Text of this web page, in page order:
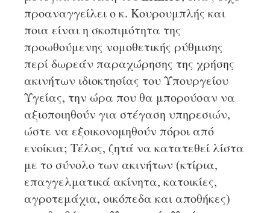
προαναγγείλει ο κ. Κουρουμπλής και
ποια είναι η σκοπιμότητα της
προωθούμενης νομοθετικής ρύθμισης
περί δωρεάν παραχώρησης της χρήσης
ακινήτων ιδιοκτησίας του Υπουργείου
Υγείας, την ώρα που θα μπορούσαν να
αξιοποιηθούν για στέγαση υπηρεσιών,
ώστε να εξοικονομηθούν πόροι από
ενοίκια; Τέλος, ζητά να κατατεθεί λίστα
με το σύνολο των ακινήτων (κτίρια,
επαγγελματικά ακίνητα, κατοικίες,
αγροτεμάχια, οικόπεδα και αποθήκες)